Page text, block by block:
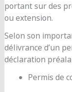
portant sur des
ou extension.
Selon son
délivrance d’un
déclaration
Permis de